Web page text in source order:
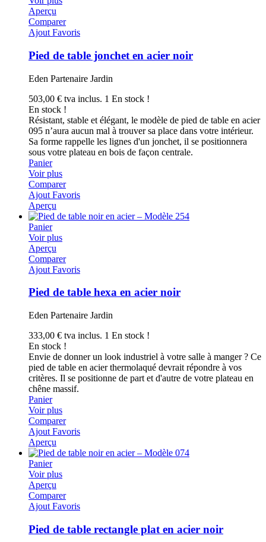
Aperçu
Comparer
Ajout Favoris
Pied de table jonchet en acier noir
Eden Partenaire Jardin
503,00 € tva inclus. 1 En stock !
En stock !
Résistant, stable et élégant, le modèle de pied de table en acier
095 n’aura aucun mal à trouver sa place dans votre intérieur.
Sa forme rappelle les lignes d'un jonchet, il se positionnera
sous votre plateau en bois de façon centrale.
Panier
Voir plus
Comparer
Ajout Favoris
Aperçu
Panier
Voir plus
Aperçu
Comparer
Ajout Favoris
Pied de table hexa en acier noir
Eden Partenaire Jardin
333,00 € tva inclus. 1 En stock !
En stock !
Envie de donner un look industriel à votre salle à manger ? Ce
pied de table en acier thermolaqué devrait répondre à vos
critères. Il se positionne de part et d'autre de votre plateau en
chêne massif.
Panier
Voir plus
Comparer
Ajout Favoris
Aperçu
Panier
Voir plus
Aperçu
Comparer
Ajout Favoris
Pied de table rectangle plat en acier noir